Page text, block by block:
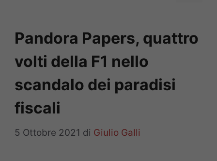
Pandora Papers, quattro
volti della F1 nello
scandalo dei paradisi
fiscali
5 Ottobre 2021 di Giulio Galli